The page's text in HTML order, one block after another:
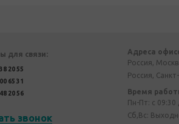
для связи:
20 55
65 31
20 56
звонок
Адреса
Россия,
Россия,
Время
Пн-Пт: с 09:30
Сб,Вс: